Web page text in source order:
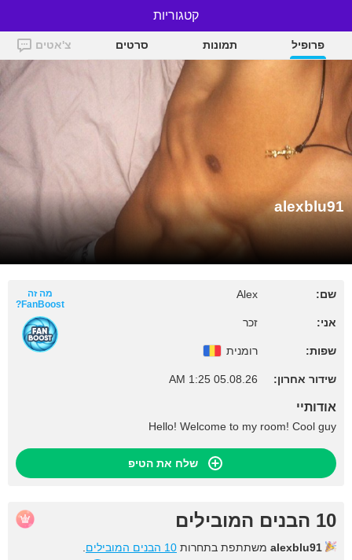
alexblu91
פרופיל תמונות סרטים צ'אטים
alexblu91
שם: Alex
אני: זכר
שפות: רומנית
שידור אחרון: 05.08.26 1:25 AM
מה זה
FanBoost?
אודותיי
Hello! Welcome to my room! Cool guy
שלח את הטיפ
10 הבנים המובילים
alexblu91 משתתפת בתחרות 10 הבנים המובילים
קטגוריות